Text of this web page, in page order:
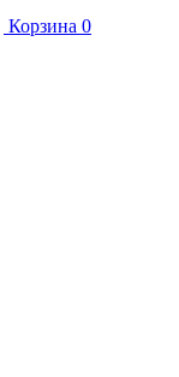
Корзина 0